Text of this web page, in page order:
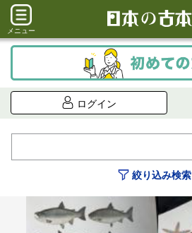
メニュー
ログイン
絞り込み検索